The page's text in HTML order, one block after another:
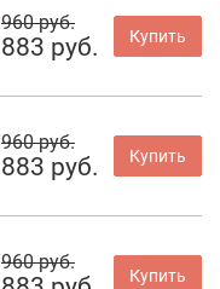
960 руб.
883 руб. Купить
960 руб.
883 руб. Купить
960 руб.
Купить